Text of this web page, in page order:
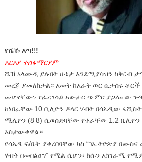
የሼኹ እጣ!!!
አርአያ ተስፋማርያም
ሼኽ አላሙዲ ያሉበት ሁኔታ እንደሚያሳዝን ከቅርብ
መረጃ ያመለክታል። አመት ከአራት ወር ሲታሰሩ
መሆናቸውን የፈረንሳይ አውታር ጭምር ያጋለጠው
ከነበራቸው 10 ቢሊዮን ዶላር ሃብት በሳኡዲው
ሚሊዮን (8.8) ሲወሰድባቸው የቀራቸው 1.2
አስታውቀዋል።
የሳኡዲ ፍ/ቤት ያቀረበባቸው ክስ “በኢትዮጵያ በሙስና
ሃብት በመበልፀግ” የሚል ሲሆን፣ ክሱን አስገራሚ